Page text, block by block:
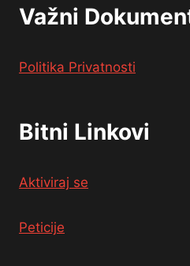
Važni
Politika Privatnosti
Bitni Linkovi
Aktiviraj se
Peticije